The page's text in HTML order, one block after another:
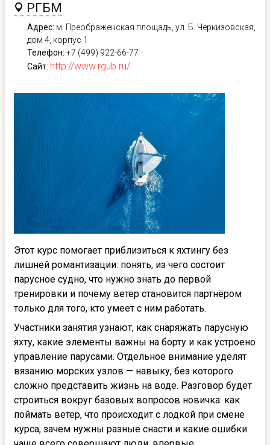
РГБМ
Адрес: м. Преображенская площадь, ул. Б. Черкизовская,
дом 4, корпус 1
Телефон: +7 (499) 922-66-77
Сайт: http://www.rgub.ru/
Этот курс помогает приблизиться к яхтингу без
лишней романтизации: понять, из чего состоит
парусное судно, что нужно знать до первой
тренировки и почему ветер становится партнёром
только для того, кто умеет с ним работать.
Участники занятия узнают, как снаряжать парусную
яхту, какие элементы важны на борту и как устроено
управление парусами. Отдельное внимание уделят
вязанию морских узлов — навыку, без которого
сложно представить жизнь на воде. Разговор будет
строиться вокруг базовых вопросов новичка: как
поймать ветер, что происходит с лодкой при смене
курса, зачем нужны разные снасти и какие ошибки